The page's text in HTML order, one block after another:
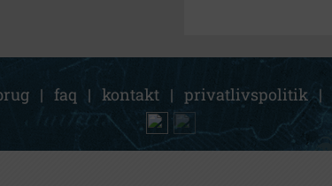
| faq | kontakt | privatlivspolitik |